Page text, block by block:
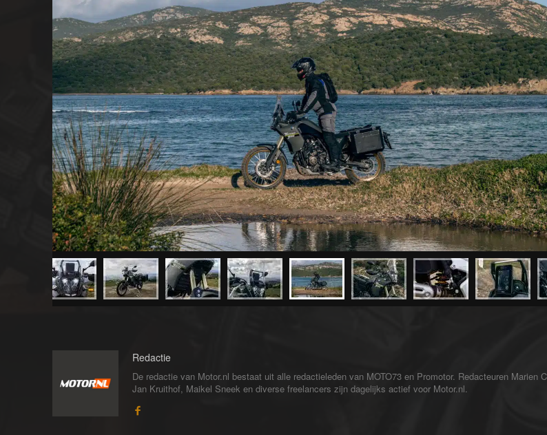
Redactie
De redactie van Motor.nl bestaat uit alle redactieleden van MOTO73 en Promotor. Redacteuren Marien
Jan Kruithof, Maikel Sneek en diverse freelancers zijn dagelijks actief voor Motor.nl.